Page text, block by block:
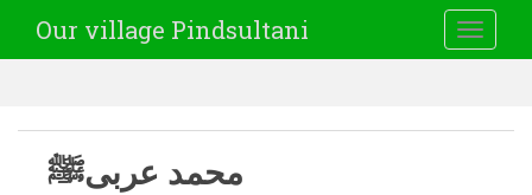
Our village Pindsultani
محمد عربیﷺ